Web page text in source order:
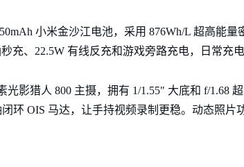
小米金沙江电池，采用 876Wh/L 超高能
充、22.5W 有线反充和游戏旁路充电，日常充
光影猎人 800 主摄，拥有 1/1.55" 大底和 f/1.68
环 OIS 马达，让手持视频录制更稳。动态照片